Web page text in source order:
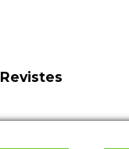
Revistes